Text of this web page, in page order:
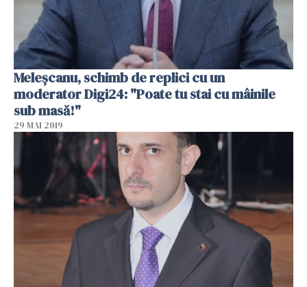
Meleşcanu, schimb de replici cu un
moderator Digi24: "Poate tu stai cu mâinile
sub masă!"
29 MAI 2019